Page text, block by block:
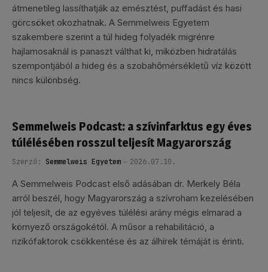
átmenetileg lassíthatják az emésztést, puffadást és hasi
görcsöket okozhatnak. A Semmelweis Egyetem
szakembere szerint a túl hideg folyadék migrénre
hajlamosaknál is panaszt válthat ki, miközben hidratálás
szempontjából a hideg és a szobahőmérsékletű víz között
nincs különbség.
Semmelweis Podcast: a szívinfarktus egy éves
túlélésében rosszul teljesít Magyarország
Szerző: Semmelweis Egyetem 2026.07.10.
A Semmelweis Podcast első adásában dr. Merkely Béla
arról beszél, hogy Magyarország a szívroham kezelésében
jól teljesít, de az egyéves túlélési arány mégis elmarad a
környező országokétól. A műsor a rehabilitáció, a
rizikófaktorok csökkentése és az álhírek témáját is érinti.